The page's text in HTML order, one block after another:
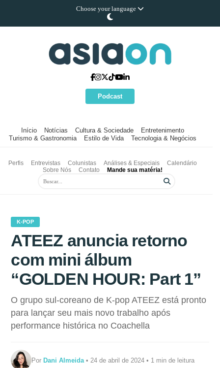
Choose your language
Podcast
Início Notícias Cultura & Sociedade
Entretenimento
Turismo & Gastronomia
Estilo de Vida Tecnologia & Negócios
Perfis Entrevistas Colunistas Análises & Especiais
Calendário
Sobre Nós
Contato Mande sua matéria!
K-POP
ATEEZ anuncia retorno
com mini álbum
“GOLDEN HOUR: Part 1”
O grupo sul-coreano de K-pop ATEEZ está pronto
para lançar seu mais novo trabalho após
performance histórica no Coachella
PorDani Almeida • 24 de abril de 2024 • 1 min de leitura